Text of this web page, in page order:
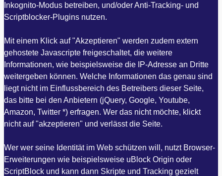
Inkognito-Modus betreiben, und/oder Anti-Tracking- und
Scriptblocker-Plugins nutzen.
Mit einem Klick auf "Akzeptieren" werden zudem extern
gehostete Javascripte freigeschaltet, die weitere
Informationen, wie beispielsweise die IP-Adresse an Dritte
weitergeben können. Welche Informationen das genau sind
liegt nicht im Einflussbereich des Betreibers dieser Seite,
das bitte bei den Anbietern (jQuery, Google, Youtube,
Amazon, Twitter *) erfragen. Wer das nicht möchte, klickt
nicht auf "akzeptieren" und verlässt die Seite.
Wer wer seine Identität im Web schützen will, nutzt Browser-
Erweiterungen wie beispielsweise uBlock Origin oder
ScriptBlock und kann dann Skripte und Tracking gezielt